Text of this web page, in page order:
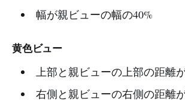
幅が親ビューの幅の40%
黄色ビュー
上部と親ビューの上部の距離
右側と親ビューの右側の距離